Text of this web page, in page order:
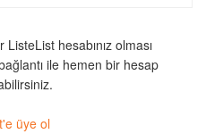
hesabınız olması
ile hemen bir hesap
üye ol